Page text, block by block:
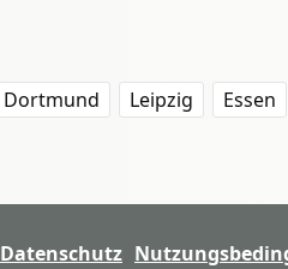
Dortmund Leipzig Essen
Datenschutz